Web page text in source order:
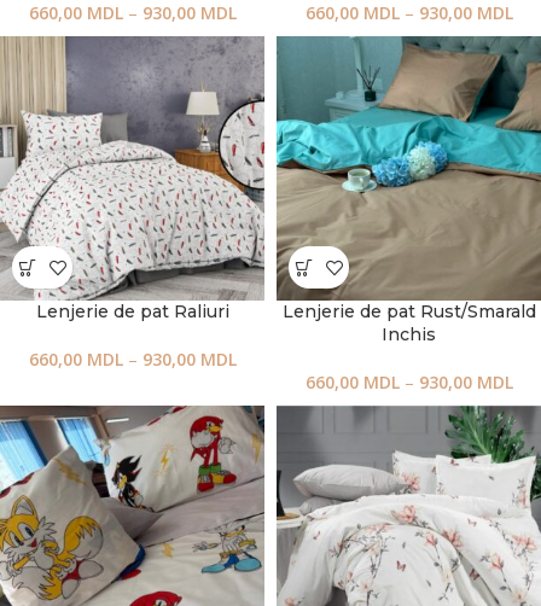
660,00 MDL – 930,00 MDL 660,00 MDL – 930,00 MDL
Lenjerie de pat Raliuri
660,00 MDL – 930,00 MDL
Lenjerie de pat Rust/Smarald
Inchis
660,00 MDL – 930,00 MDL